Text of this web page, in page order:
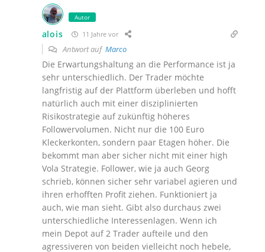
Autor
alois 11 Jahre vor
Antwort auf Marco
Die Erwartungshaltung an die Performance ist ja
sehr unterschiedlich. Der Trader möchte
langfristig auf der Plattform überleben und hofft
natürlich auch mit einer disziplinierten
Risikostrategie auf zukünftig höheres
Followervolumen. Nicht nur die 100 Euro
Kleckerkonten, sondern paar Etagen höher. Die
bekommt man aber sicher nicht mit einer high
Vola Strategie. Follower, wie ja auch Georg
schrieb, können sicher sehr variabel agieren und
ihren erhofften Profit ziehen. Funktioniert ja
auch, wie man sieht. Gibt also durchaus zwei
unterschiedliche Interessenlagen. Wenn ich
mein Depot auf 2 Trader aufteile und den
agressiveren von beiden vielleicht noch hebele,